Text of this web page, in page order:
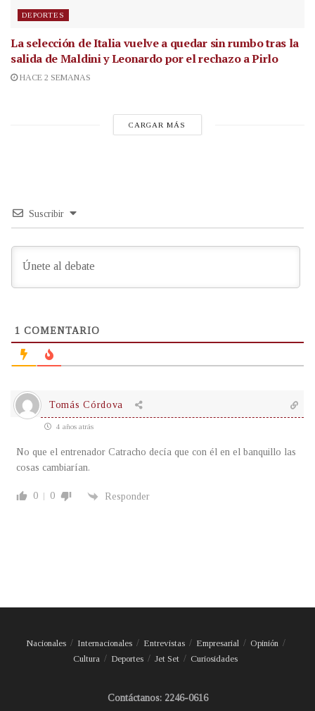
DEPORTES
La selección de Italia vuelve a quedar sin rumbo tras la
salida de Maldini y Leonardo por el rechazo a Pirlo
HACE 2 SEMANAS
CARGAR MÁS
Suscribir
1 COMENTARIO
Tomás Córdova
4 años atrás
No que el entrenador Catracho decía que con él en el banquillo las
cosas cambiarían.
0 0 Responder
Nacionales Internacionales Entrevistas Empresarial
Opinión
Cultura
Deportes Jet Set Curiosidades
Contáctanos: 2246-0616